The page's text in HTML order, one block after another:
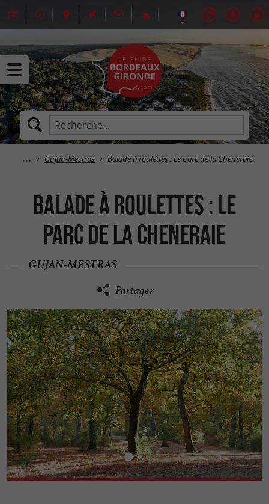
Gujan-Mestras Balade à roulettes : Le parc de la Cheneraie
Balade à roulettes : Le
parc de la Cheneraie
GUJAN-MESTRAS
Partager